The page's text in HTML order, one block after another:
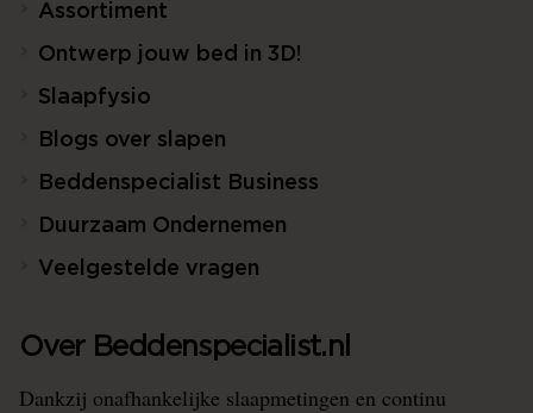
Assortiment
Ontwerp jouw bed in 3D!
Slaapfysio
Blogs over slapen
Beddenspecialist Business
Duurzaam Ondernemen
Veelgestelde vragen
Over Beddenspecialist.nl
Dankzij onafhankelijke slaapmetingen en continu